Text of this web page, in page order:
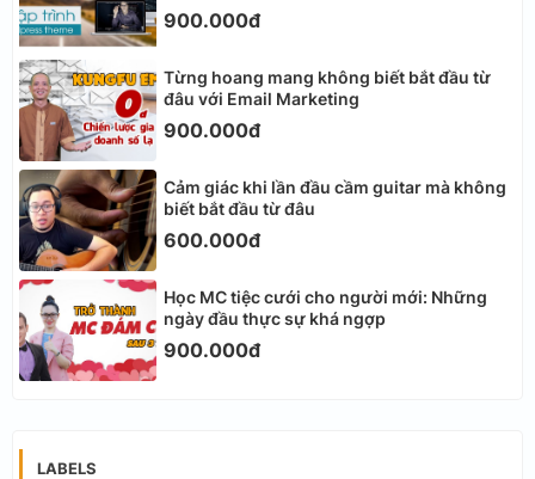
900.000đ
Từng hoang mang không biết bắt đầu từ
đâu với Email Marketing
900.000đ
Cảm giác khi lần đầu cầm guitar mà không
biết bắt đầu từ đâu
600.000đ
Học MC tiệc cưới cho người mới: Những
ngày đầu thực sự khá ngợp
900.000đ
LABELS